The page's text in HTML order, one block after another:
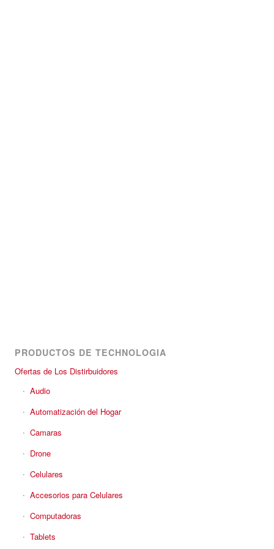
PRODUCTOS DE TECHNOLOGIA
Ofertas de Los Distirbuidores
Audio
Automatización del Hogar
Camaras
Drone
Celulares
Accesorios para Celulares
Computadoras
Tablets